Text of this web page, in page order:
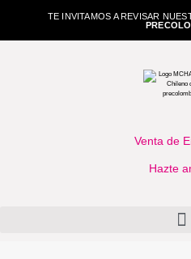
TE INVITAMOS A REVISAR
Venta de
Hazte